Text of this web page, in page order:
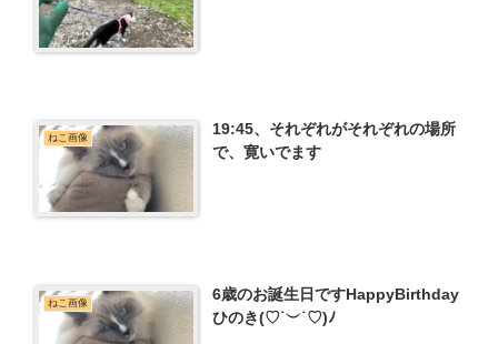
ねこ画像
19:45、それぞれがそれぞれの場所
で、寛いでます
ねこ画像
6歳のお誕生日ですHappyBirthday
ひのき(♡˙︶˙♡)ﾉ